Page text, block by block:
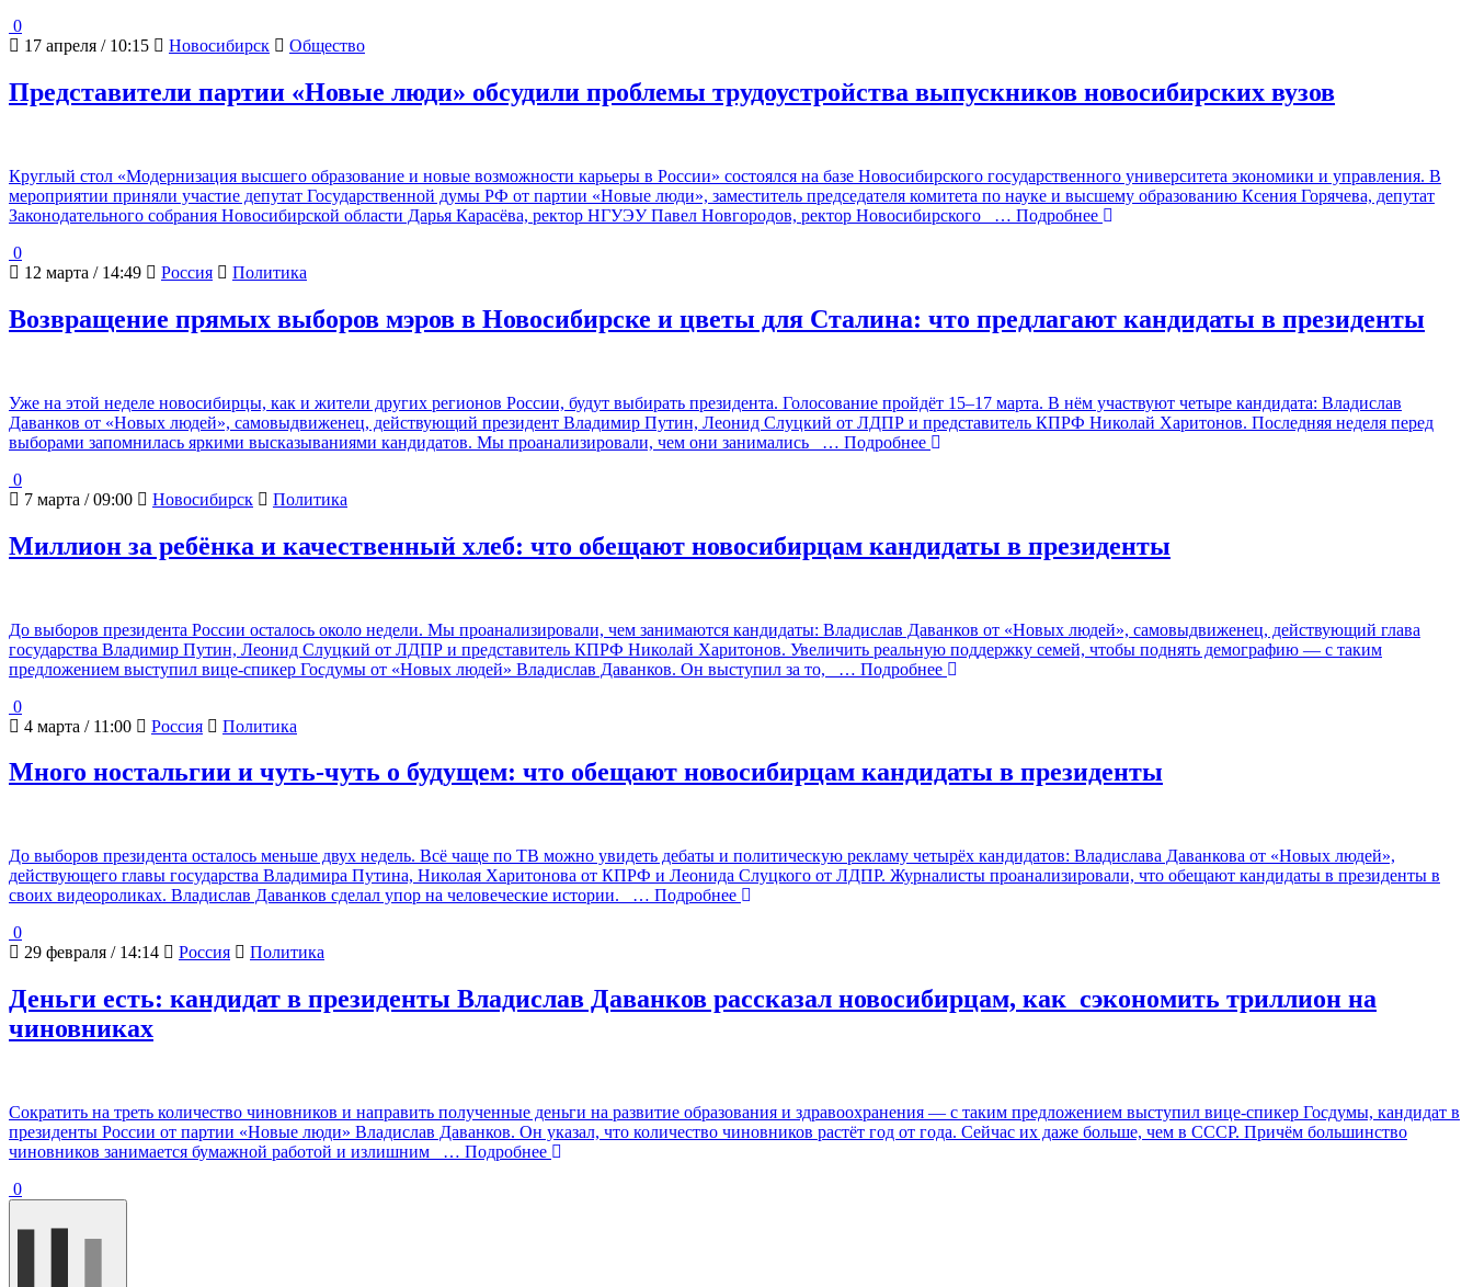
0
17 апреля / 10:15
Новосибирск Общество
Представители партии «Новые люди» обсудили проблемы трудоустройства выпускников новосибирских вузов
Круглый стол «Модернизация высшего образование и новые возможности карьеры в России» состоялся на базе Новосибирского государственного университета экономики и управления. В
мероприятии приняли участие депутат Государственной думы РФ от партии «Новые люди», заместитель председателя комитета по науке и высшему образованию Ксения Горячева, депутат
Законодательного собрания Новосибирской области Дарья Карасёва, ректор НГУЭУ Павел Новгородов, ректор Новосибирского
… Подробнее
0
12 марта / 14:49
Россия Политика
Возвращение прямых выборов мэров в Новосибирске и цветы для Сталина: что предлагают кандидаты в президенты
Уже на этой неделе новосибирцы, как и жители других регионов России, будут выбирать президента. Голосование пройдёт 15–17 марта. В нём участвуют четыре кандидата: Владислав
Даванков от «Новых людей», самовыдвиженец, действующий президент Владимир Путин, Леонид Слуцкий от ЛДПР и представитель КПРФ Николай Харитонов. Последняя неделя перед
выборами запомнилась яркими высказываниями кандидатов. Мы проанализировали, чем они занимались
… Подробнее
0
7 марта / 09:00
Новосибирск Политика
Миллион за ребёнка и качественный хлеб: что обещают новосибирцам кандидаты в президенты
До выборов президента России осталось около недели. Мы проанализировали, чем занимаются кандидаты: Владислав Даванков от «Новых людей», самовыдвиженец, действующий глава
государства Владимир Путин, Леонид Слуцкий от ЛДПР и представитель КПРФ Николай Харитонов. Увеличить реальную поддержку семей, чтобы поднять демографию — с таким
предложением выступил вице-спикер Госдумы от «Новых людей» Владислав Даванков. Он выступил за то,
… Подробнее
0
4 марта / 11:00
Россия Политика
Много ностальгии и чуть-чуть о будущем: что обещают новосибирцам кандидаты в президенты
До выборов президента осталось меньше двух недель. Всё чаще по ТВ можно увидеть дебаты и политическую рекламу четырёх кандидатов: Владислава Даванкова от «Новых людей»,
действующего главы государства Владимира Путина, Николая Харитонова от КПРФ и Леонида Слуцкого от ЛДПР. Журналисты проанализировали, что обещают кандидаты в президенты в
своих видеороликах. Владислав Даванков сделал упор на человеческие истории.
… Подробнее
0
29 февраля / 14:14
Россия Политика
Деньги есть: кандидат в президенты Владислав Даванков рассказал новосибирцам, как сэкономить триллион на
чиновниках
Сократить на треть количество чиновников и направить полученные деньги на развитие образования и здравоохранения — с таким предложением выступил вице-спикер Госдумы, кандидат в
президенты России от партии «Новые люди» Владислав Даванков. Он указал, что количество чиновников растёт год от года. Сейчас их даже больше, чем в СССР. Причём большинство
чиновников занимается бумажной работой и излишним
… Подробнее
0